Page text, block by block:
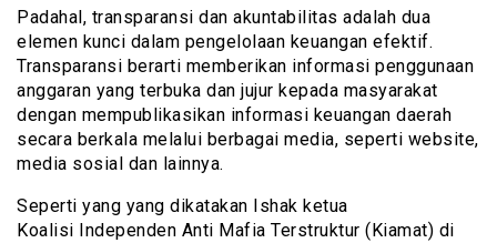
Padahal, transparansi dan akuntabilitas adalah dua
elemen kunci dalam pengelolaan keuangan efektif.
Transparansi berarti memberikan informasi penggunaan
anggaran yang terbuka dan jujur kepada masyarakat
dengan mempublikasikan informasi keuangan daerah
secara berkala melalui berbagai media, seperti website,
media sosial dan lainnya.
Seperti yang yang dikatakan Ishak ketua
Koalisi Independen Anti Mafia Terstruktur (Kiamat) di